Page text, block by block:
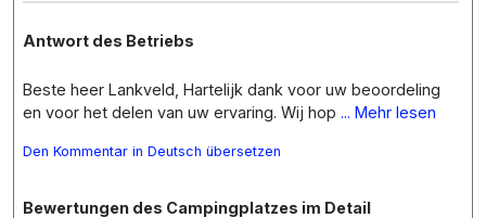
Antwort des Betriebs
Beste heer Lankveld, Hartelijk dank voor uw beoordeling
en voor het delen van uw ervaring. Wij hop ... Mehr lesen
Den Kommentar in Deutsch übersetzen
Bewertungen des Campingplatzes im Detail